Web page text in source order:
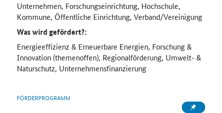
Unternehmen, Forschungseinrichtung, Hochschule,
Kommune, Öffentliche Einrichtung, Verband/Vereinigung
Was wird gefördert?:
Energieeffizienz & Erneuerbare Energien, Forschung &
Innovation (themenoffen), Regionalförderung, Umwelt- &
Naturschutz, Unternehmensfinanzierung
FÖRDERPROGRAMM